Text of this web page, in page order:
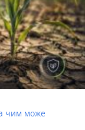
чим може